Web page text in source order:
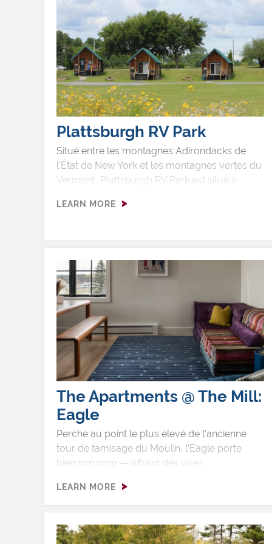
Avec un accès facile aux attractions locales,
c'est l'endroit idéal pour une escapade
mémorable dans les Adirondacks.
Plattsburgh RV Park
Situé entre les montagnes Adirondacks de
l'État de New York et les montagnes vertes du
Vermont, Plattsburgh RV Park est situé à
Avec ses 100 acres au nord de la ville de
terrains avec les services requis pour les
LEARN MORE
The Apartments @ The Mill:
Eagle
Perché au point le plus élevé de l’ancienne
tour de tamisage du Moulin, l’Eagle porte
bien son nom — offrant des vues
montagnes Vertes à l’est. Inspiré des
pygargues à tête blanche que l’on aperçoit
proximité de Westport, ce refuge en hauteur
LEARN MORE